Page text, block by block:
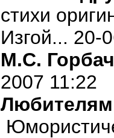
стихи
Изгой... 20-
М.С.
2007 11:22
Любителям